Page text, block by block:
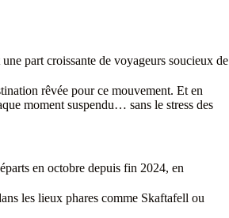
part croissante de voyageurs soucieux de
rêvée pour ce mouvement. Et en
moment suspendu… sans le stress des
en octobre depuis fin 2024, en
les lieux phares comme Skaftafell ou